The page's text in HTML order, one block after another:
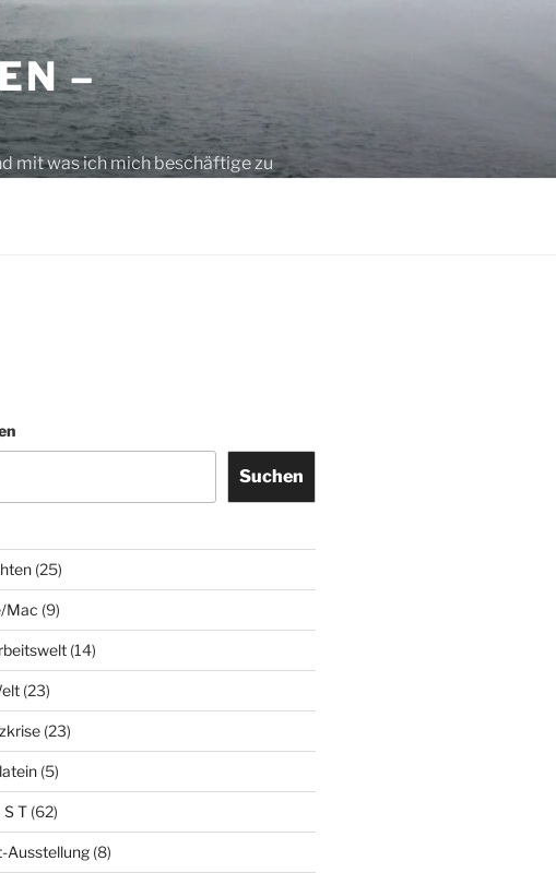
–
mit was ich mich beschäftige zu
Suchen
(25)
Mac (9)
(14)
(23)
(23)
(5)
S T(62)
Ausstellung(8)